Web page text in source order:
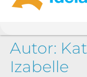
Autor:
Izabelle